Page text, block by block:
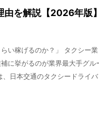
を解説【2026年版】
い稼げるのか？」 タクシー業
に挙がるのが業界最大手グル
日本交通のタクシードライバ